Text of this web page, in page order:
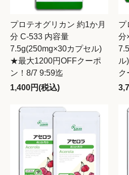
プロテオグリカン 約1か月
分 C-533 内容量
7.5g(250mg×30カプセル)
★最大1200円OFFクーポ
ン！8/7 9:59迄
1,400円(税込)
プ
分
ク